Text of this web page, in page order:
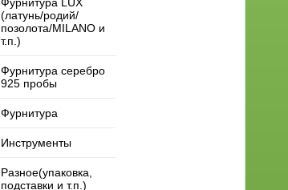
(латунь/родий/
позолота/MILANO и
т.п.)
Фурнитура серебро
925 пробы
Фурнитура
Инструменты
Разное(упаковка,
подставки и т.п.)